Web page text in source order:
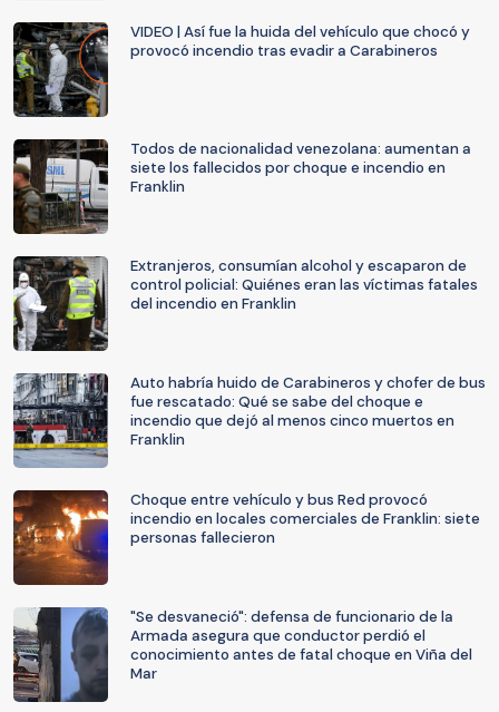
VIDEO | Así fue la huida del vehículo que chocó y
provocó incendio tras evadir a Carabineros
Todos de nacionalidad venezolana: aumentan a
siete los fallecidos por choque e incendio en
Franklin
Extranjeros, consumían alcohol y escaparon de
control policial: Quiénes eran las víctimas fatales
del incendio en Franklin
Auto habría huido de Carabineros y chofer de bus
fue rescatado: Qué se sabe del choque e
incendio que dejó al menos cinco muertos en
Franklin
Choque entre vehículo y bus Red provocó
incendio en locales comerciales de Franklin: siete
personas fallecieron
"Se desvaneció": defensa de funcionario de la
Armada asegura que conductor perdió el
conocimiento antes de fatal choque en Viña del
Mar